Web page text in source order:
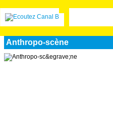
Anthropo-scène